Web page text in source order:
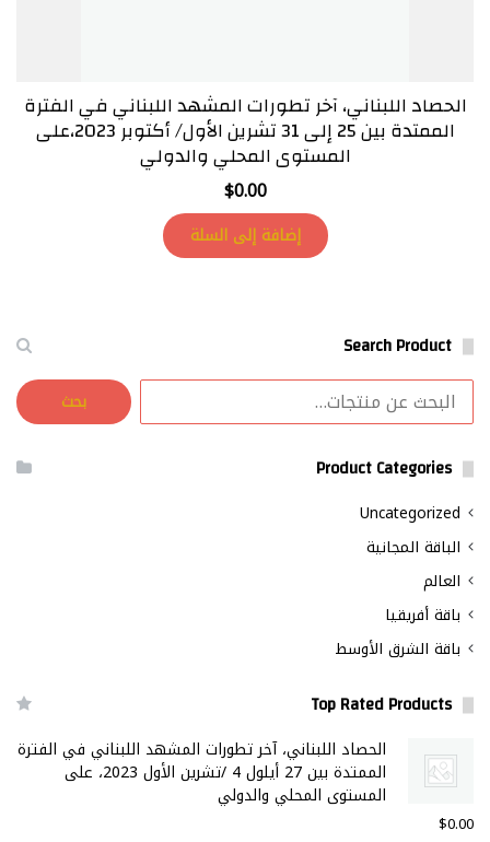
الحصاد اللبناني، آخر تطورات المشهد اللبناني في الفترة
الممتدة بين 25 إلى 31 تشرين الأول/ أكتوبر 2023،على
المستوى المحلي والدولي
$0.00
إضافة إلى السلة
Search Product
البحث
بحث
Product Categories
Uncategorized
الباقة المجانية
العالم
باقة أفريقيا
باقة الشرق الأوسط
Top Rated Products
الحصاد اللبناني، آخر تطورات المشهد اللبناني في الفترة
الممتدة بين 27 أيلول 4 /تشرين الأول 2023، على
المستوى المحلي والدولي
$0.00